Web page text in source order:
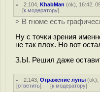
2.104 ,KhabMan (ok), 16:42,
[к модератору]
> В гноме есть
Ну с точки зрения
не так плох. Но вот
З.Ы. Решил даже
2.143 ,Отражение луны (ok),
[ответить] [к модератору]